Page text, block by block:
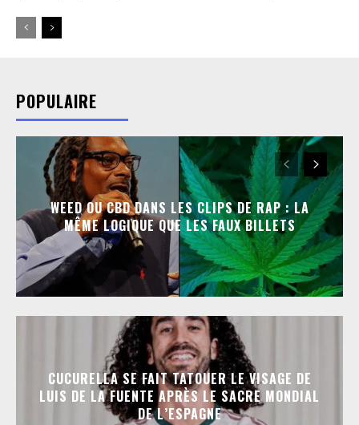
POPULAIRE
WEED OU CBD DANS LES CLIPS DE RAP : LA
MÊME LOGIQUE QUE LES FAUX BILLETS
CUCURELLA SE FAIT TATOUER LE VISAGE DE
LUIS DE LA FUENTE APRÈS LE SACRE MONDIAL
DE L’ESPAGNE